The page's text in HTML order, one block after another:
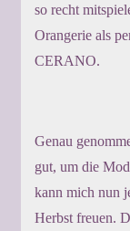
so recht
Orangerie als
CERANO.
Genau
gut, um die
kann mich nun
Herbst freuen.